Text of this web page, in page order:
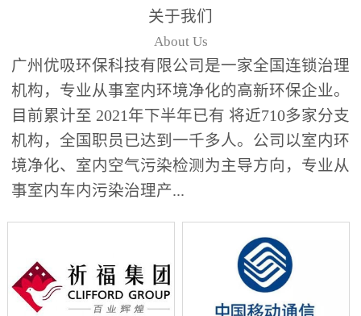
关于我们
About Us
广州优吸环保科技有限公司是一家全国连锁治理
机构，专业从事室内环境净化的高新环保企业。
目前累计至 2021年下半年已有 将近710多家分支
机构，全国职员已达到一千多人。公司以室内环
境净化、室内空气污染检测为主导方向，专业从
事室内车内污染治理产...